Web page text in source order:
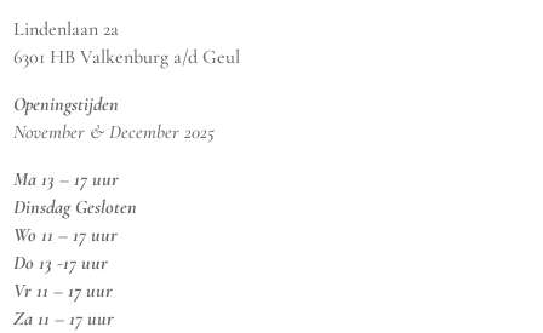
Lindenlaan 2a
6301 HB Valkenburg a/d Geul
Openingstijden
November & December 2025
Ma 13 – 17 uur
Dinsdag Gesloten
Wo 11 – 17 uur
Do 13 -17 uur
Vr 11 – 17 uur
Za 11 – 17 uur